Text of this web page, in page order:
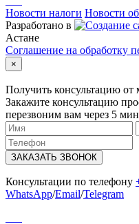
Новости налоги Новости
Разработано в
Астане
Соглашение на обработку
×
Получить консультацию от
Закажите консультацию
перезвоним вам через 5
ЗАКАЗАТЬ ЗВОНОК
Консультации по телефону
WhatsApp/Email/Telegram